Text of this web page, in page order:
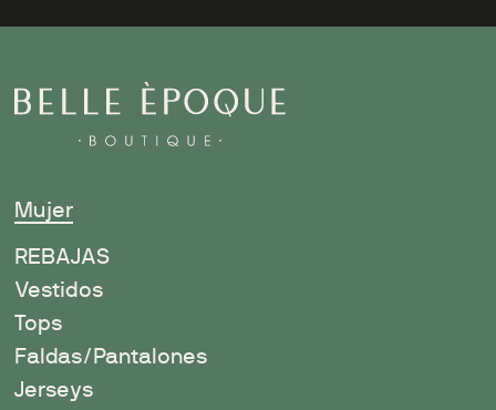
Mujer
REBAJAS
Vestidos
Tops
Faldas/Pantalones
Jerseys